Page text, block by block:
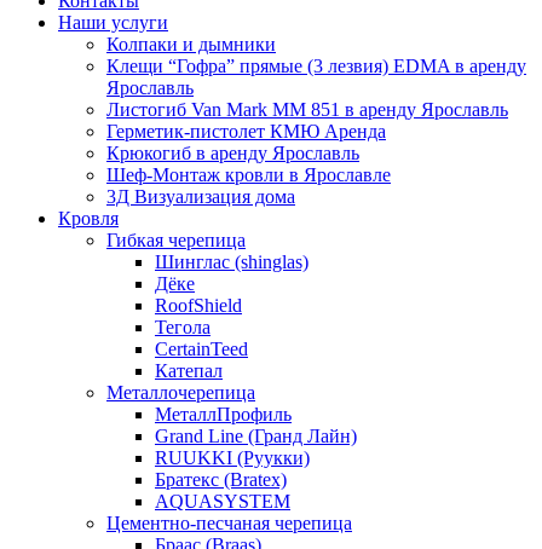
Наши услуги
Колпаки и дымники
Клещи “Гофра” прямые (3 лезвия) EDMA в аренду
Ярославль
Листогиб Van Mark MM 851 в аренду Ярославль
Герметик-пистолет КМЮ Аренда
Крюкогиб в аренду Ярославль
Шеф-Монтаж кровли в Ярославле
3Д Визуализация дома
Кровля
Гибкая черепица
Шинглас (shinglas)
Дёке
RoofShield
Тегола
CertainTeed
Катепал
Металлочерепица
МеталлПрофиль
Grand Line (Гранд Лайн)
RUUKKI (Руукки)
Братекс (Bratex)
AQUASYSTEM
Цементно-песчаная черепица
Браас (Braas)